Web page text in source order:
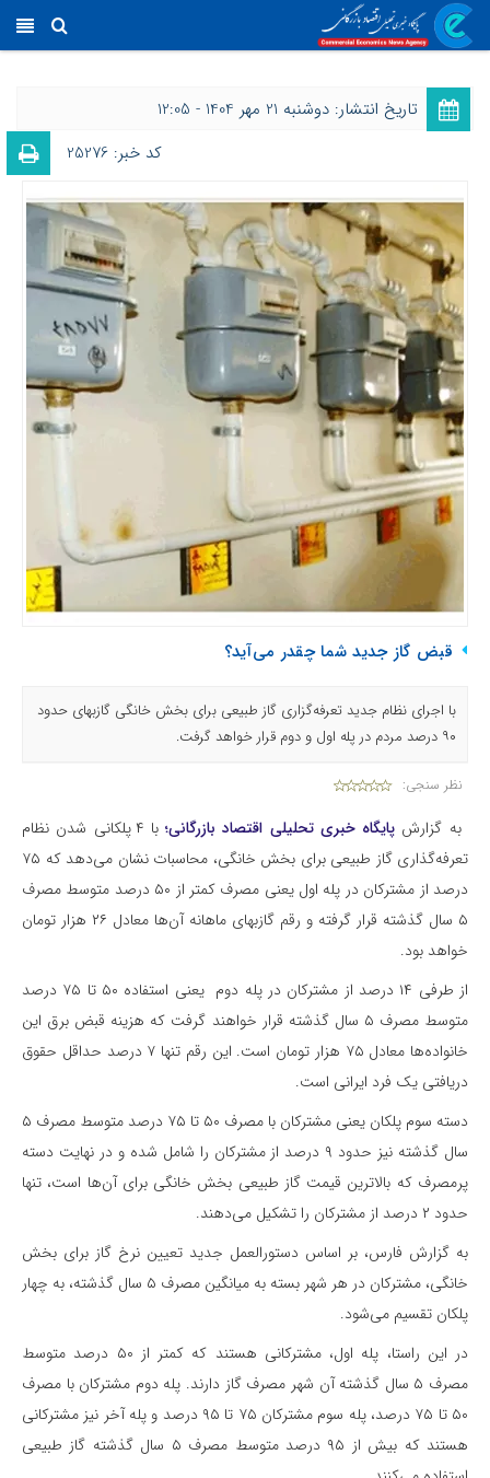
تاریخ انتشار: دوشنبه 21 مهر 1404 - 12:05
کد خبر: 25276
قبض گاز جدید شما چقدر می‌آید؟
با اجرای نظام جدید تعرفه‌گزاری گاز طبیعی برای بخش خانگی گازبهای حدود
۹۰ درصد مردم در پله اول و دوم قرار خواهد گرفت.
نظر سنجی:
به گزارش پایگاه خبری تحلیلی اقتصاد بازرگانی؛
با ۴ پلکانی شدن نظام
تعرفه‌گذاری گاز طبیعی برای بخش خانگی، محاسبات نشان می‌دهد که ۷۵
درصد از مشترکان در پله اول یعنی مصرف کمتر از ۵۰ درصد متوسط مصرف
۵ سال گذشته قرار گرفته و رقم گازبهای ماهانه آن‌ها معادل ۲۶ هزار تومان
خواهد بود.
از طرفی ۱۴ درصد از مشترکان در پله دوم یعنی استفاده ۵۰ تا ۷۵ درصد
متوسط مصرف ۵ سال گذشته قرار خواهند گرفت که هزینه قبض برق این
خانواده‌ها معادل ۷۵ هزار تومان است. این رقم تنها ۷ درصد حداقل حقوق
دریافتی یک فرد ایرانی است.
دسته سوم پلکان یعنی مشترکان با مصرف ۵۰ تا ۷۵ درصد متوسط مصرف ۵
سال گذشته نیز حدود ۹ درصد از مشترکان را شامل شده و در نهایت دسته
پرمصرف که بالاترین قیمت گاز طبیعی بخش خانگی برای آن‌ها است، تنها
حدود ۲ درصد از مشترکان را تشکیل می‌دهند.
به گزارش فارس، بر اساس دستورالعمل جدید تعیین نرخ گاز برای بخش
خانگی، مشترکان در هر شهر بسته به میانگین مصرف ۵ سال گذشته، به چهار
پلکان تقسیم می‌شود.
در این راستا، پله اول، مشترکانی هستند که کمتر از ۵۰ درصد متوسط
مصرف ۵ سال گذشته آن شهر مصرف گاز دارند. پله دوم مشترکان با مصرف
۵۰ تا ۷۵ درصد، پله سوم مشترکان ۷۵ تا ۹۵ درصد و پله آخر نیز مشترکانی
هستند که بیش از ۹۵ درصد متوسط مصرف ۵ سال گذشته گاز طبیعی